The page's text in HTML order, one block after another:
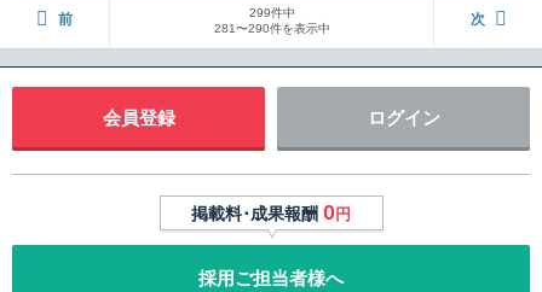
前
299件中
281〜290件を表示中
次
会員登録 ログイン
掲載料･成果報酬 0円
採用ご担当者様へ